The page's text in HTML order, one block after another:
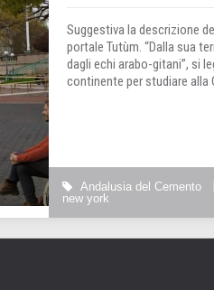
Suggestiva la descrizione
portale Tutùm. “Dalla sua
dagli echi arabo-gitani”, si
continente per studiare alla
Andalusia del Cemento
new york